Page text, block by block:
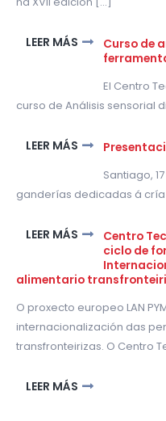
LEER MÁS
Curso de
El Centro
curso de Análisis sensorial
LEER MÁS
Santiago,
ganderías dedicadas á
LEER MÁS
Centro
ciclo de
alimentario
O proxecto europeo LAN
internacionalización das
transfronteirizas. O Centro
LEER MÁS